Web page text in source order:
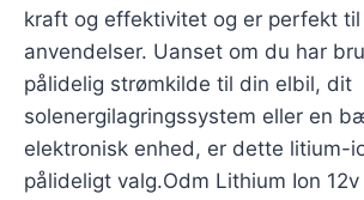
kraft og effektivitet og er perfekt
anvendelser. Uanset om du har
pålidelig strømkilde til din elbil, dit
solenergilagringssystem eller en
elektronisk enhed, er dette litium-
pålideligt valg.Odm Lithium Ion